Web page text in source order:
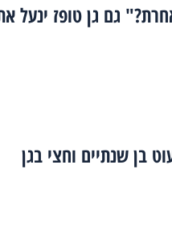
אפשר אחרת?" גם גן טופז ינעל
בן שנתיים וחצי בגן